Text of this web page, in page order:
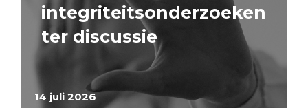
14 juli 2026
integriteitsonderzoeken
ter discussie